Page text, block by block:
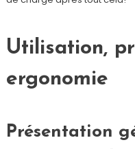
Utilisation,
ergonomie
Présentation